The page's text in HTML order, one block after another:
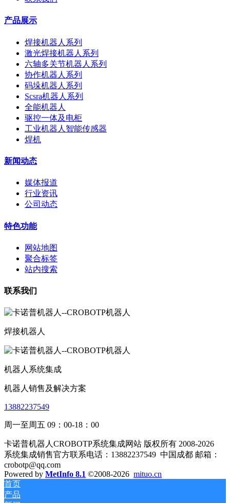
产品展示
焊接机器人系列
激光焊接机器人系列
六轴多关节机器人系列
协作机器人系列
码垛机器人系列
Scsra机器人系列
全能机器人
驱控一体及电柜
工业机器人智能传感器
焊机
新闻动态
媒体报道
行业资讯
公司动态
特色功能
网站地图
聚合标签
站内搜索
联系我们
焊接机器人
机器人系统集成
机器人销售及解决方案
13882237549
周一至周五 09：00-18：00
卡诺普机器人CROBOTP系统集成网站 版权所有 2008-2026
系统集成销售官方联系电话：13882237549 中国成都 邮箱：
crobotp@qq.com
Powered by MetInfo 8.1 ©2008-2026 mituo.cn
首页
产品